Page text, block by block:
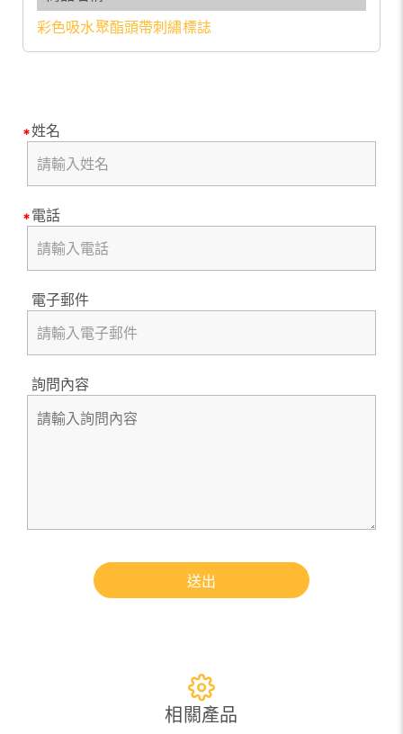
彩色吸水聚酯頭帶刺繡標誌
姓名
電話
電子郵件
詢問內容
送出
相關產品